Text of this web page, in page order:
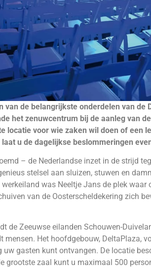
van de belangrijkste onderdelen van de
het zenuwcentrum bij de aanleg van
locatie voor wie zaken wil doen of een
u de dagelijkse beslommeringen even
– de Nederlandse inzet in de strijd
stelsel aan sluizen, stuwen en
was Neeltje Jans de plek waar
van de Oosterscheldekering zich
de Zeeuwse eilanden Schouwen-
mensen. Het hoofdgebouw, DeltaPlaza,
gasten kunt ontvangen. De locatie
grootste zaal kunt u maximaal 500